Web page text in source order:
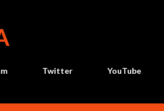
Twitter YouTube